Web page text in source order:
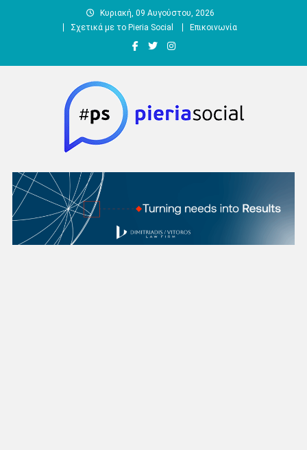
Κυριακή, 09 Αυγούστου, 2026
Σχετικά με το Pieria Social
Επικοινωνία
Pieria Social